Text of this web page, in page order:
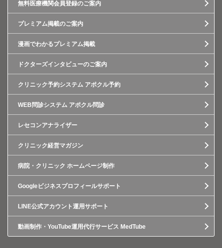
無料医療機関会員登録のご案内
プレミアム掲載のご案内
漫画でわかるプレミアム掲載
ドクターズインタビューのご案内
クリニック予約システム アポクル予約
WEB問診システム アポクル問診
レセコンアナライザー
クリニック経営マガジン
病院・クリニック ホームページ制作
Googleビジネスプロフィールサポート
LINE公式アカウント運用サポート
動画制作・YouTube運用代行サービス MedTube